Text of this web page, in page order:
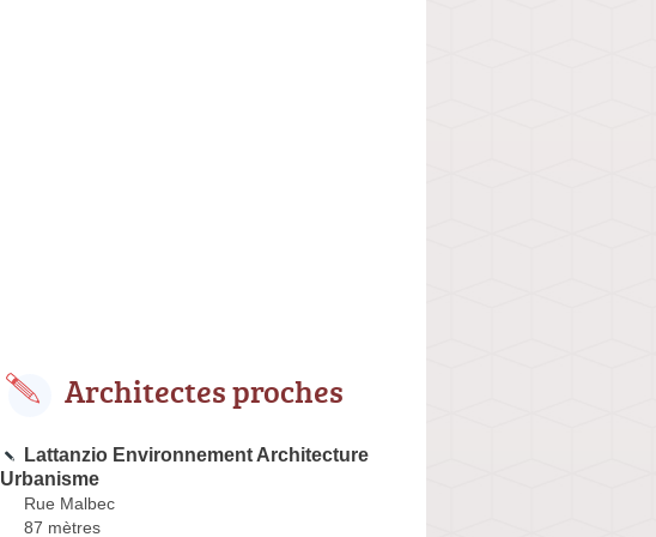
Architectes proches
Lattanzio Environnement Architecture
Urbanisme
Rue Malbec
87 mètres